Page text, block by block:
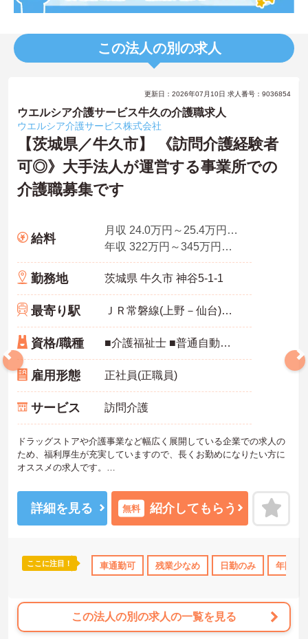
この法人の別の求人
研修制度あり 社会保険完備 交通費支給 退職金制度あり
更新日：2026年07月10日 求人番号：9036854
ウエルシア介護サービス牛久の介護職求人
ウエルシア介護サービス株式会社
【茨城県／牛久市】 《訪問介護経験者
可◎》大手法人が運営する事業所での
介護職募集です
給料
月収 24.0万円～25.4万円程度
年収 322万円～345万円程度
勤務地 茨城県 牛久市 神谷5-1-1
最寄り駅 ＪＲ常磐線(上野－仙台)「牛久駅」バス・車9分
資格/職種 ■介護福祉士 ■普通自動車運転免許 ※◆訪問介護経験者大歓迎
雇用形態 正社員(正職員)
サービス 訪問介護
ドラッグストアや介護事業など幅広く展開している企業での求人の
ため、福利厚生が充実していますので、長くお勤めになりたい方に
オススメの求人です。
詳細を見る 無料 紹介してもらう
ここに注目！ 車通勤可 残業少なめ 日勤のみ 年間休
この法人の別の求人の一覧を見る